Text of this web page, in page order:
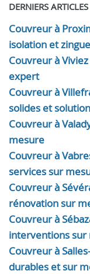
DERNIERS ARTICLES
Couvreur à
isolation et
Couvreur à
expert
Couvreur à
solides et
Couvreur à
mesure
Couvreur à
services sur
Couvreur à
rénovation sur
Couvreur à
interventions sur
Couvreur à
durables et sur